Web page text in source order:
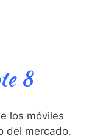
8
los móviles
del mercado.